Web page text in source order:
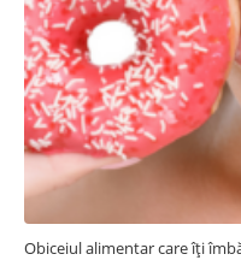
Obiceiul alimentar care îți